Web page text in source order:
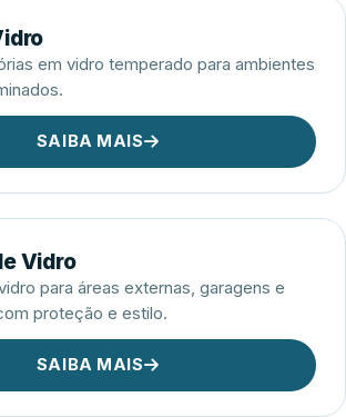
em vidro temperado para ambientes
SAIBA MAIS
Vidro
para áreas externas, garagens e
proteção e estilo.
SAIBA MAIS